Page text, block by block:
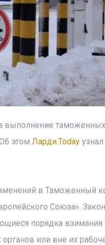
выполнение таможенных
этом Ларди.Todayузнал
в Таможенный
Союза».
порядка взимания
или вне их